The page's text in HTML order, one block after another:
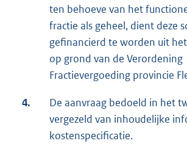
ten behoeve van het
fractie als geheel, dient deze
gefinancierd te worden uit
op grond van de Verordening
Fractievergoeding provincie
4.
De aanvraag bedoeld in het
vergezeld van inhoudelijke
kostenspecificatie.